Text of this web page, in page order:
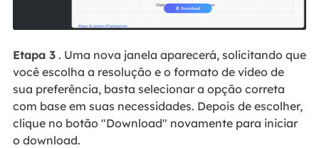
Etapa 3. Uma nova janela aparecerá, solicitando que
você escolha a resolução e o formato de vídeo de
sua preferência, basta selecionar a opção correta
com base em suas necessidades. Depois de escolher,
clique no botão "Download" novamente para iniciar
o download.